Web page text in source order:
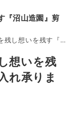
『沼山造園』剪
造園』剪定・お手入れ承ります
想いを残
れ承りま